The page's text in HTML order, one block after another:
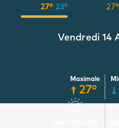
27° 23°
27°
Vendredi 14
Maximale
27°